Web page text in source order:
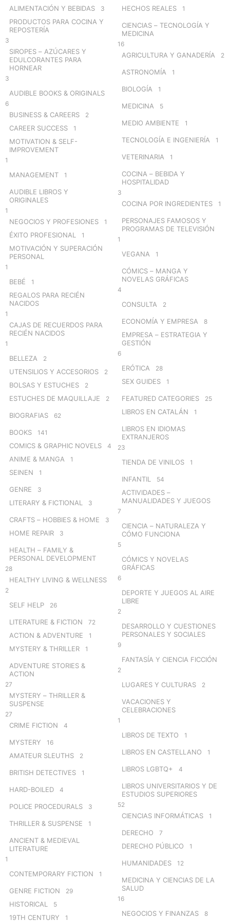
ALIMENTACIÓN Y BEBIDAS 3
PRODUCTOS PARA COCINA Y
REPOSTERÍA
3
SIROPES – AZÚCARES Y
EDULCORANTES PARA
HORNEAR
3
AUDIBLE BOOKS & ORIGINALS
6
BUSINESS & CAREERS 2
CAREER SUCCESS 1
MOTIVATION & SELF-
IMPROVEMENT
1
MANAGEMENT 1
AUDIBLE LIBROS Y
ORIGINALES
1
NEGOCIOS Y PROFESIONES 1
ÉXITO PROFESIONAL 1
MOTIVACIÓN Y SUPERACIÓN
PERSONAL
1
BEBÉ 1
REGALOS PARA RECIÉN
NACIDOS
1
CAJAS DE RECUERDOS PARA
RECIÉN NACIDOS
1
BELLEZA 2
UTENSILIOS Y ACCESORIOS 2
BOLSAS Y ESTUCHES 2
ESTUCHES DE MAQUILLAJE 2
BIOGRAFIAS 62
BOOKS 141
COMICS & GRAPHIC NOVELS 4
ANIME & MANGA 1
SEINEN 1
GENRE 3
LITERARY & FICTIONAL 3
CRAFTS – HOBBIES & HOME 3
HOME REPAIR 3
HEALTH – FAMILY &
PERSONAL DEVELOPMENT
28
HEALTHY LIVING & WELLNESS
2
SELF HELP 26
LITERATURE & FICTION 72
ACTION & ADVENTURE 1
MYSTERY & THRILLER 1
ADVENTURE STORIES &
ACTION
27
MYSTERY – THRILLER &
SUSPENSE
27
CRIME FICTION 4
MYSTERY 16
AMATEUR SLEUTHS 2
BRITISH DETECTIVES 1
HARD-BOILED 4
POLICE PROCEDURALS 3
THRILLER & SUSPENSE 1
ANCIENT & MEDIEVAL
LITERATURE
1
CONTEMPORARY FICTION 1
GENRE FICTION 29
HISTORICAL 5
19TH CENTURY 1
HECHOS REALES 1
CIENCIAS – TECNOLOGÍA Y
MEDICINA
16
AGRICULTURA Y GANADERÍA 2
ASTRONOMÍA 1
BIOLOGÍA 1
MEDICINA 5
MEDIO AMBIENTE 1
TECNOLOGÍA E INGENIERÍA 1
VETERINARIA 1
COCINA – BEBIDA Y
HOSPITALIDAD
3
COCINA POR INGREDIENTES 1
PERSONAJES FAMOSOS Y
PROGRAMAS DE TELEVISIÓN
1
VEGANA 1
CÓMICS – MANGA Y
NOVELAS GRÁFICAS
4
CONSULTA 2
ECONOMÍA Y EMPRESA 8
EMPRESA – ESTRATEGIA Y
GESTIÓN
6
ERÓTICA 28
SEX GUIDES 1
FEATURED CATEGORIES 25
LIBROS EN CATALÁN 1
LIBROS EN IDIOMAS
EXTRANJEROS
23
TIENDA DE VINILOS 1
INFANTIL 54
ACTIVIDADES –
MANUALIDADES Y JUEGOS
7
CIENCIA – NATURALEZA Y
CÓMO FUNCIONA
5
CÓMICS Y NOVELAS
GRÁFICAS
6
DEPORTE Y JUEGOS AL AIRE
LIBRE
2
DESARROLLO Y CUESTIONES
PERSONALES Y SOCIALES
9
FANTASÍA Y CIENCIA FICCIÓN
2
LUGARES Y CULTURAS 2
VACACIONES Y
CELEBRACIONES
1
LIBROS DE TEXTO 1
LIBROS EN CASTELLANO 1
LIBROS LGBTQ+ 4
LIBROS UNIVERSITARIOS Y DE
ESTUDIOS SUPERIORES
52
CIENCIAS INFORMÁTICAS 1
DERECHO 7
DERECHO PÚBLICO 1
HUMANIDADES 12
MEDICINA Y CIENCIAS DE LA
SALUD
16
NEGOCIOS Y FINANZAS 8